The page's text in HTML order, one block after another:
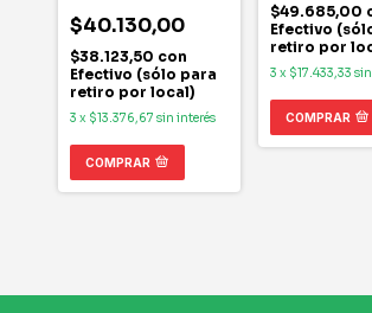
$40.130,00
$38.123,50 con
Efectivo (sólo para
retiro por local)
3 x $13.376,67 sin interés
COMPRAR
$49.685,00
Efectivo
retiro por
3 x $17.433,33
COMPRAR